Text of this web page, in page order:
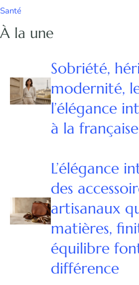
Santé
À la une
Sobriété,
modernité,
l’élégance
à la française
L’élégance
des
artisanaux
matières,
équilibre
différence